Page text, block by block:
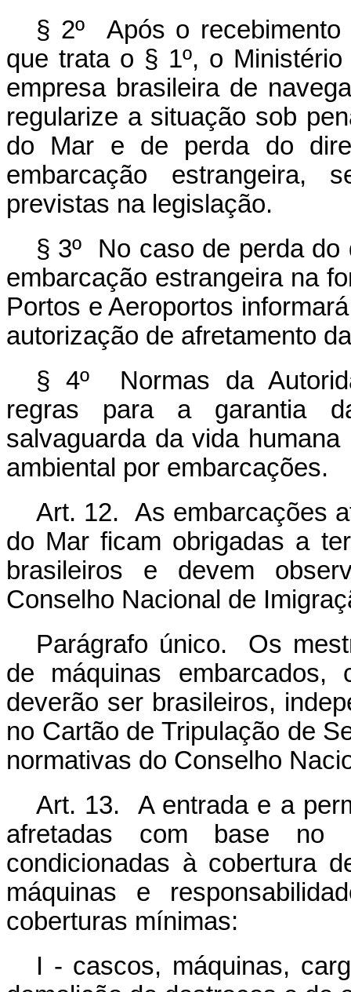
§ 2º Após o recebimento
que trata o § 1º, o
empresa brasileira de
regularize a situação sob
do Mar e de perda do
embarcação estrangeira,
previstas na legislação.
§ 3º No caso de perda do
embarcação estrangeira na
Portos e Aeroportos
autorização de afretamento
§ 4º Normas da
regras para a garantia
salvaguarda da vida
ambiental por embarcações.
Art. 12. As embarcações
do Mar ficam obrigadas a
brasileiros e devem
Conselho Nacional de
Parágrafo único. Os
de máquinas embarcados,
deverão ser brasileiros,
no Cartão de Tripulação de
normativas do Conselho
Art. 13. A entrada e a
afretadas com base no
condicionadas à cobertura
máquinas e
coberturas mínimas:
I - cascos, máquinas,